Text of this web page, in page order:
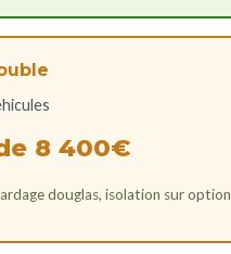
8 400€
douglas, isolation sur option